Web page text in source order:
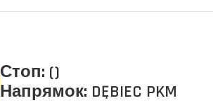
Стоп: ()
Напрямок: DĘBIEC PKM